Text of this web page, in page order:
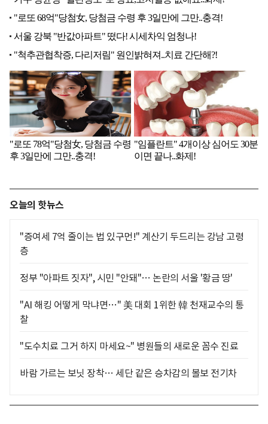
오늘의 핫뉴스
"증여세 7억 줄이는 법 있구먼!" 계산기 두드리는 강남 고령
층
정부 "아파트 짓자", 시민 "안돼"… 논란의 서울 '황금 땅'
"AI 해킹 어떻게 막냐면…" 美 대회 1위한 韓 천재교수의 통
찰
"도수치료 그거 하지 마세요~" 병원들의 새로운 꼼수 진료
바람 가르는 보닛 장착… 세단 같은 승차감의 볼보 전기차